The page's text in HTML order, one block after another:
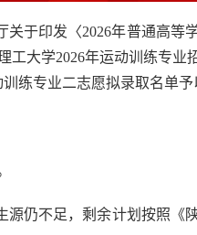
于印发〈2026年普通高等
工大学2026年运动训练专
练专业二志愿拟录取名单予
仍不足，剩余计划按照《